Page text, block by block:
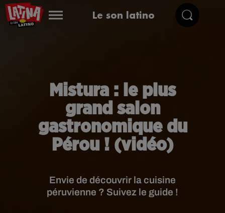
Le son latino
Mistura : le plus
grand salon
gastronomique du
Pérou ! (vidéo)
Envie de découvrir la cuisine
péruvienne ? Suivez le guide !